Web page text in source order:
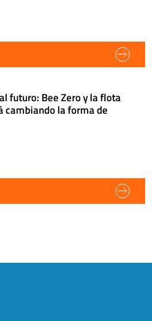
futuro: Bee Zero y la flota
cambiando la forma de